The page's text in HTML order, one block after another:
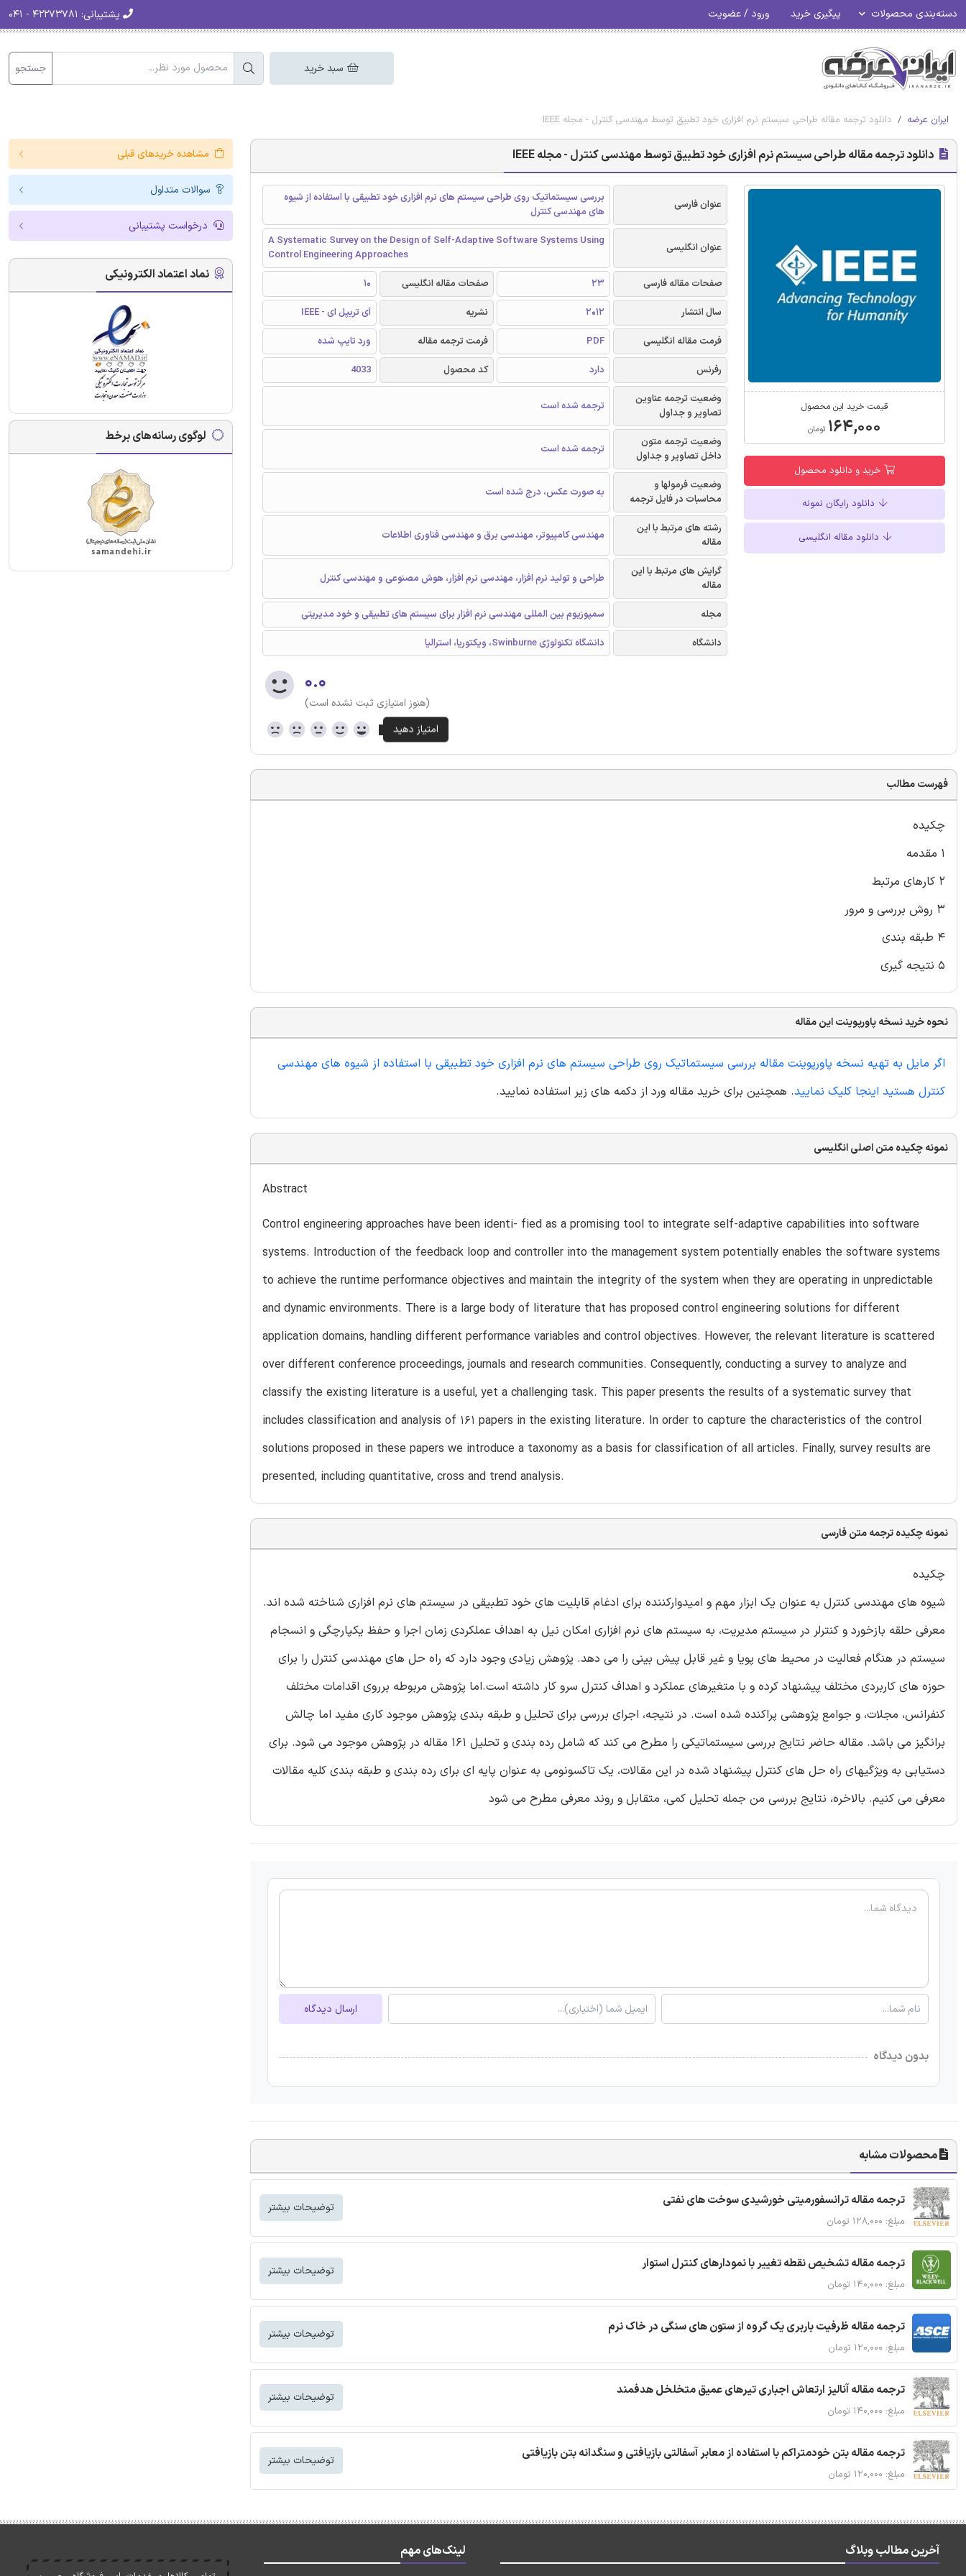
دسته‌بندی محصولات پیگیری خرید ورود / عضویت پشتیبانی:
سبد خرید جستجو
ایران عرضه دانلود ترجمه مقاله طراحی سیستم نرم افزاری خود تطبیق توسط مهندسی کنترل - مجله IEEE
دانلود ترجمه مقاله طراحی سیستم نرم افزاری خود تطبیق توسط مهندسی کنترل - مجله IEEE
قیمت خرید این محصول
۱۶۴,۰۰۰ تومان
خرید و دانلود محصول
دانلود رایگان نمونه
دانلود مقاله انگلیسی
عنوان فارسی
بررسی سیستماتیک روی طراحی سیستم های نرم افزاری خود تطبیقی با استفاده از شیوه
های مهندسی کنترل
عنوان انگلیسی
A Systematic Survey on the Design of Self-Adaptive Software Systems Using
Control Engineering Approaches
صفحات مقاله فارسی
23 صفحات مقاله انگلیسی
10
سال انتشار
2012 نشریه
آی تریپل ای - IEEE
فرمت مقاله انگلیسی
PDF فرمت ترجمه مقاله
ورد تایپ شده
رفرنس
دارد کد محصول
4033
وضعیت ترجمه عناوین
تصاویر و جداول
ترجمه شده است
وضعیت ترجمه متون
داخل تصاویر و جداول
ترجمه شده است
وضعیت فرمولها و
محاسبات در فایل ترجمه
به صورت عکس، درج شده است
رشته های مرتبط با این
مقاله
مهندسی کامپیوتر، مهندسی برق و مهندسی فناوری اطلاعات
گرایش های مرتبط با این
مقاله
طراحی و تولید نرم افزار، مهندسی نرم افزار، هوش مصنوعی و مهندسی کنترل
مجله
سمپوزیوم بین المللی مهندسی نرم افزار برای سیستم های تطبیقی و خود مدیریتی
دانشگاه
دانشگاه تکنولوژی Swinburne، ویکتوریا، استرالیا
۰.۰
(هنوز امتیازی ثبت نشده است)
فهرست مطالب
چکیده
۱ مقدمه
۲ کارهای مرتبط
۳ روش بررسی و مرور
۴ طبقه بندی
۵ نتیجه گیری
نحوه خرید نسخه پاورپوینت این مقاله
اگر مایل به تهیه نسخه پاورپوینت مقاله بررسی سیستماتیک روی طراحی سیستم های نرم افزاری خود تطبیقی با استفاده از شیوه های مهندسی
کنترل هستید اینجا کلیک نمایید. همچنین برای خرید مقاله ورد از دکمه های زیر استفاده نمایید.
نمونه چکیده متن اصلی انگلیسی
Abstract
Control engineering approaches have been identi- fied as a promising tool to integrate self-adaptive capabilities into software
systems. Introduction of the feedback loop and controller into the management system potentially enables the software systems
to achieve the runtime performance objectives and maintain the integrity of the system when they are operating in unpredictable
and dynamic environments. There is a large body of literature that has proposed control engineering solutions for different
application domains, handling different performance variables and control objectives. However, the relevant literature is scattered
over different conference proceedings, journals and research communities. Consequently, conducting a survey to analyze and
classify the existing literature is a useful, yet a challenging task. This paper presents the results of a systematic survey that
includes classification and analysis of 161 papers in the existing literature. In order to capture the characteristics of the control
solutions proposed in these papers we introduce a taxonomy as a basis for classification of all articles. Finally, survey results are
presented, including quantitative, cross and trend analysis.
نمونه چکیده ترجمه متن فارسی
چکیده
شیوه های مهندسی کنترل به عنوان یک ابزار مهم و امیدوارکننده برای ادغام قابلیت های خود تطبیقی در سیستم های نرم افزاری شناخته شده اند.
معرفی حلقه بازخورد و کنترلر در سیستم مدیریت، به سیستم های نرم افزاری امکان نیل به اهداف عملکردی زمان اجرا و حفظ یکپارچگی و انسجام
سیستم در هنگام فعالیت در محیط های پویا و غیر قابل پیش بینی را می دهد. پژوهش زیادی وجود دارد که راه حل های مهندسی کنترل را برای
حوزه های کاربردی مختلف پیشنهاد کرده و با متغیرهای عملکرد و اهداف کنترل سرو کار داشته است.اما پژوهش مربوطه برروی اقدامات مختلف
کنفرانس، مجلات، و جوامع پژوهشی پراکنده شده است. در نتیجه، اجرای بررسی برای تحلیل و طبقه بندی پژوهش موجود کاری مفید اما چالش
برانگیز می باشد. مقاله حاضر نتایج بررسی سیستماتیکی را مطرح می کند که شامل رده بندی و تحلیل ۱۶۱ مقاله در پژوهش موجود می شود. برای
دستیابی به ویژگیهای راه حل های کنترل پیشنهاد شده در این مقالات، یک تاکسونومی به عنوان پایه ای برای رده بندی و طبقه بندی کلیه مقالات
معرفی می کنیم. بالاخره، نتایج بررسی من جمله تحلیل کمی، متقابل و روند معرفی مطرح می شود
ارسال دیدگاه
بدون دیدگاه
محصولات مشابه
ترجمه مقاله ترانسفورمیتی خورشیدی سوخت های نفتی
مبلغ: ۱۲۸,۰۰۰ تومان
توضیحات بیشتر
ترجمه مقاله تشخیص نقطه تغییر با نمودارهای کنترل استوار
مبلغ: ۱۴۰,۰۰۰ تومان
توضیحات بیشتر
ترجمه مقاله ظرفیت باربری یک گروه از ستون های سنگی در خاک نرم
مبلغ: ۱۲۰,۰۰۰ تومان
توضیحات بیشتر
ترجمه مقاله آنالیز ارتعاش اجباری تیرهای عمیق متخلخل هدفمند
مبلغ: ۱۴۰,۰۰۰ تومان
توضیحات بیشتر
ترجمه مقاله بتن خودمتراکم با استفاده از معابر آسفالتی بازیافتی و سنگدانه بتن بازیافتی
مبلغ: ۱۲۰,۰۰۰ تومان
توضیحات بیشتر
مشاهده خریدهای قبلی
سوالات متداول
درخواست پشتیبانی
نماد اعتماد الکترونیکی
لوگوی رسانه‌های برخط
آخرین مطالب وبلاگ لینک‌های مهم